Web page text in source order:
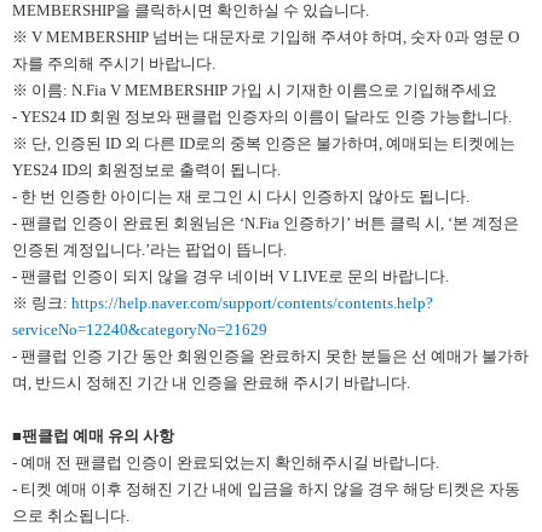
MEMBERSHIP을 클릭하시면 확인하실 수 있습니다.
※ V MEMBERSHIP 넘버는 대문자로 기입해 주셔야 하며, 숫자 0과 영문 O
자를 주의해 주시기 바랍니다.
※ 이름: N.Fia V MEMBERSHIP 가입 시 기재한 이름으로 기입해주세요
- YES24 ID 회원 정보와 팬클럽 인증자의 이름이 달라도 인증 가능합니다.
※ 단, 인증된 ID 외 다른 ID로의 중복 인증은 불가하며, 예매되는 티켓에는
YES24 ID의 회원정보로 출력이 됩니다.
- 한 번 인증한 아이디는 재 로그인 시 다시 인증하지 않아도 됩니다.
- 팬클럽 인증이 완료된 회원님은 ‘N.Fia 인증하기’ 버튼 클릭 시, ‘본 계정은
인증된 계정입니다.’라는 팝업이 뜹니다.
- 팬클럽 인증이 되지 않을 경우 네이버 V LIVE로 문의 바랍니다.
※ 링크: https://help.naver.com/support/contents/contents.help?
serviceNo=12240&categoryNo=21629
- 팬클럽 인증 기간 동안 회원인증을 완료하지 못한 분들은 선 예매가 불가하
며, 반드시 정해진 기간 내 인증을 완료해 주시기 바랍니다.
■팬클럽 예매 유의 사항
- 예매 전 팬클럽 인증이 완료되었는지 확인해주시길 바랍니다.
- 티켓 예매 이후 정해진 기간 내에 입금을 하지 않을 경우 해당 티켓은 자동
으로 취소됩니다.